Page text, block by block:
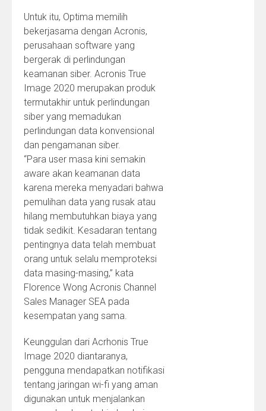
Untuk itu, Optima memilih
bekerjasama dengan Acronis,
perusahaan software yang
bergerak di perlindungan
keamanan siber. Acronis True
Image 2020 merupakan produk
termutakhir untuk perlindungan
siber yang memadukan
perlindungan data konvensional
dan pengamanan siber.
“Para user masa kini semakin
aware akan keamanan data
karena mereka menyadari bahwa
pemulihan data yang rusak atau
hilang membutuhkan biaya yang
tidak sedikit. Kesadaran tentang
pentingnya data telah membuat
orang untuk selalu memproteksi
data masing-masing,” kata
Florence Wong Acronis Channel
Sales Manager SEA pada
kesempatan yang sama.
Keunggulan dari Acrhonis True
Image 2020 diantaranya,
pengguna mendapatkan notifikasi
tentang jaringan wi-fi yang aman
digunakan untuk menjalankan